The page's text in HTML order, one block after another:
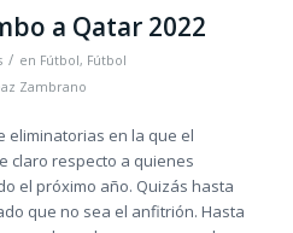
a Qatar 2022
/ en Fútbol, Fútbol
Zambrano
eliminatorias en la que el
claro respecto a quienes
el próximo año. Quizás hasta
que no sea el anfitrión. Hasta